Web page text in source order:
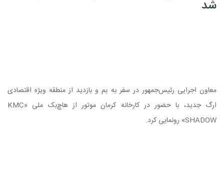
شد
معاون اجرایی رئیس‌جمهور در سفر به بم و بازدید از منطقه ویژه اقتصادی
ارگ جدید، با حضور در کارخانه کرمان موتور از هاچ‌بک ملی «KMC
SHADOW» رونمایی کرد.